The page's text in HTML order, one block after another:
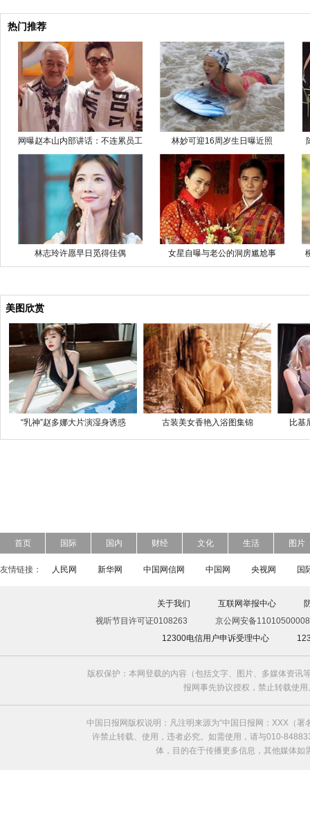
热门推荐
网曝赵本山内部讲话：不连累员工 林妙可迎16周岁生日曝近照
林志玲许愿早日觅得佳偶 女星自曝与老公的洞房尴尬事
美图欣赏
“乳神”赵多娜大片演湿身诱惑 古装美女香艳入浴图集锦 比基
首页 国际 国内 财经 文化 生活 图片
友情链接： 人民网 新华网 中国网信网 中国网 央视网 国
关于我们 互联网举报中心
视听节目许可证0108263
京公网安备
12300电信用户申诉受理中心
版权保护：本网登载的内容（包括文字、图片、多媒体资
报网事先协议授权，禁止转载使
中国日报网版权说明：凡注明来源为“中国日报网：XXX（
许禁止转载、使用，违者必究。如需使用，请与010-
体，目的在于传播更多信息，其他媒体